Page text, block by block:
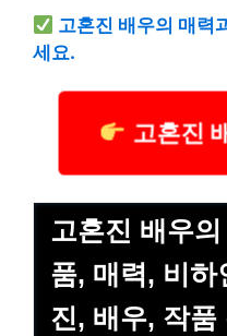
고혼진 배우의 매력
세요.
고혼진
고혼진 배우
품, 매력, 비
진, 배우, 작품